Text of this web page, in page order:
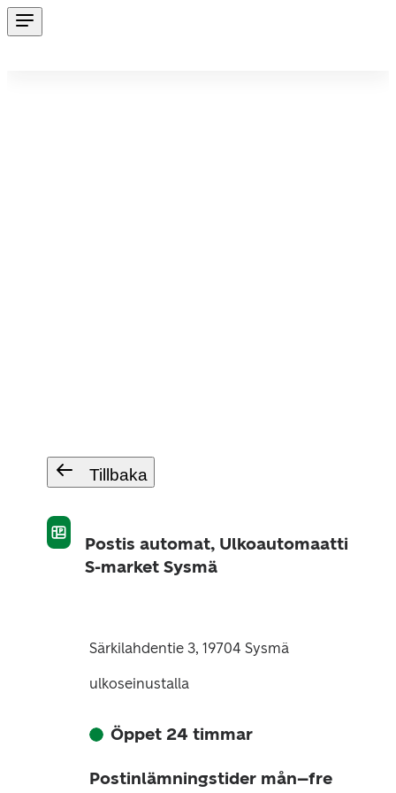
Tillbaka
Postis automat, Ulkoautomaatti
S-market Sysmä
Särkilahdentie 3, 19704 Sysmä
ulkoseinustalla
Öppet 24 timmar
Postinlämningstider mån–fre